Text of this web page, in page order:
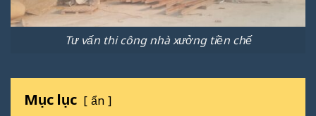
Tư vấn thi công nhà xưởng tiền chế
Mục lục ẩn